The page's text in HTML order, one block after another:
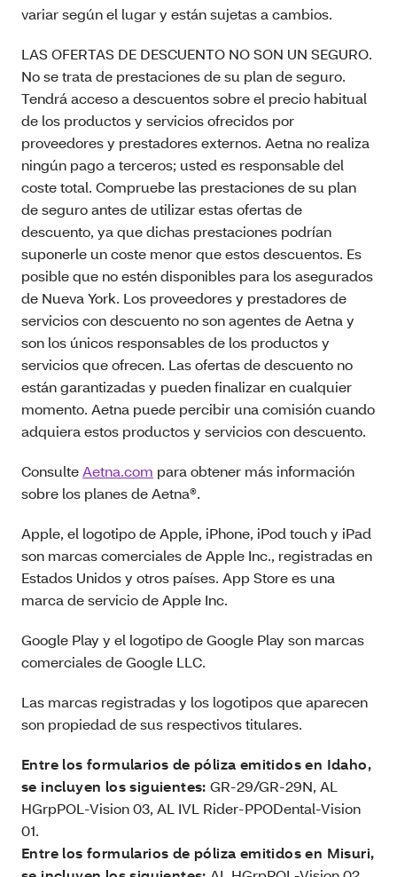
variar según el lugar y están sujetas a cambios.
LAS OFERTAS DE DESCUENTO NO SON UN SEGURO.
No se trata de prestaciones de su plan de seguro.
Tendrá acceso a descuentos sobre el precio habitual
de los productos y servicios ofrecidos por
proveedores y prestadores externos. Aetna no realiza
ningún pago a terceros; usted es responsable del
coste total. Compruebe las prestaciones de su plan
de seguro antes de utilizar estas ofertas de
descuento, ya que dichas prestaciones podrían
suponerle un coste menor que estos descuentos. Es
posible que no estén disponibles para los asegurados
de Nueva York. Los proveedores y prestadores de
servicios con descuento no son agentes de Aetna y
son los únicos responsables de los productos y
servicios que ofrecen. Las ofertas de descuento no
están garantizadas y pueden finalizar en cualquier
momento. Aetna puede percibir una comisión cuando
adquiera estos productos y servicios con descuento.
ConsulteAetna.com para obtener más información
sobre los planes de Aetna®.
Apple, el logotipo de Apple, iPhone, iPod touch y iPad
son marcas comerciales de Apple Inc., registradas en
Estados Unidos y otros países. App Store es una
marca de servicio de Apple Inc.
Google Play y el logotipo de Google Play son marcas
comerciales de Google LLC.
Las marcas registradas y los logotipos que aparecen
son propiedad de sus respectivos titulares.
Entre los formularios de póliza emitidos en Idaho,
se incluyen los siguientes: GR-29/GR-29N, AL
HGrpPOL-Vision 03, AL IVL Rider-PPODental-Vision
01.
Entre los formularios de póliza emitidos en Misuri,